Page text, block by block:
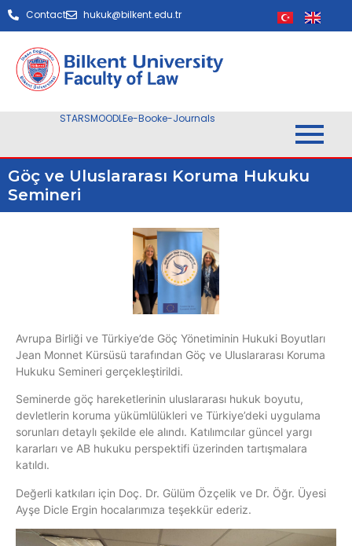
Contact hukuk@bilkent.edu.tr
STARSMOODLEe-Booke-Journals
Göç ve Uluslararası Koruma Hukuku
Semineri
Avrupa Birliği ve Türkiye’de Göç Yönetiminin Hukuki Boyutları
Jean Monnet Kürsüsü tarafından Göç ve Uluslararası Koruma
Hukuku Semineri gerçekleştirildi.
Seminerde göç hareketlerinin uluslararası hukuk boyutu,
devletlerin koruma yükümlülükleri ve Türkiye’deki uygulama
sorunları detaylı şekilde ele alındı. Katılımcılar güncel yargı
kararları ve AB hukuku perspektifi üzerinden tartışmalara
katıldı.
Değerli katkıları için Doç. Dr. Gülüm Özçelik ve Dr. Öğr. Üyesi
Ayşe Dicle Ergin hocalarımıza teşekkür ederiz.